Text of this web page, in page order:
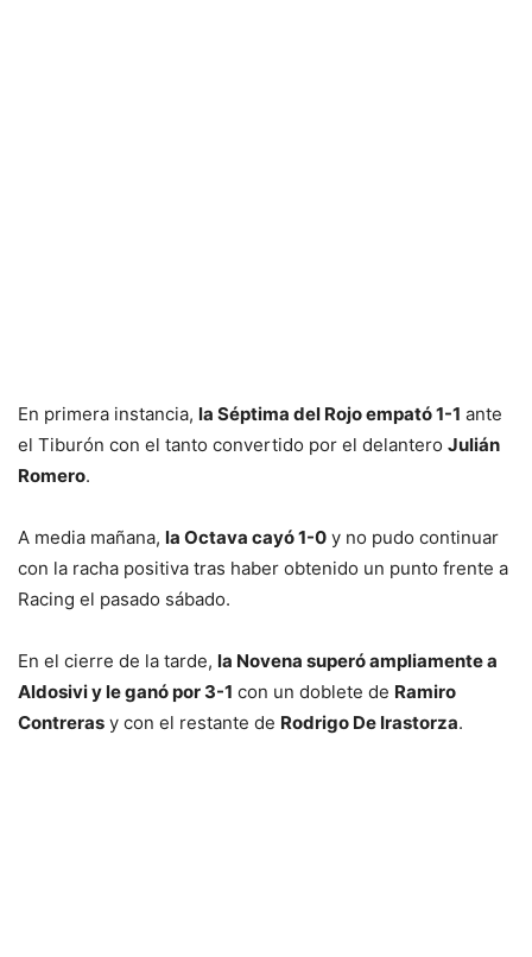
En primera instancia, la Séptima del Rojo empató 1-1 ante
el Tiburón con el tanto convertido por el delantero Julián
Romero.
A media mañana, la Octava cayó 1-0 y no pudo continuar
con la racha positiva tras haber obtenido un punto frente a
Racing el pasado sábado.
En el cierre de la tarde, la Novena superó ampliamente a
Aldosivi y le ganó por 3-1 con un doblete de Ramiro
Contreras y con el restante de Rodrigo De Irastorza.